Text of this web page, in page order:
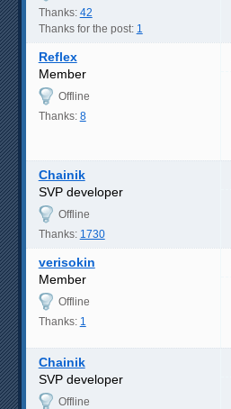
Thanks: 42
Thanks for the post: 1
Reflex
Member
Offline
Thanks: 8
Chainik
SVP developer
Offline
Thanks: 1730
verisokin
Member
Offline
Thanks: 1
Chainik
SVP developer
Offline